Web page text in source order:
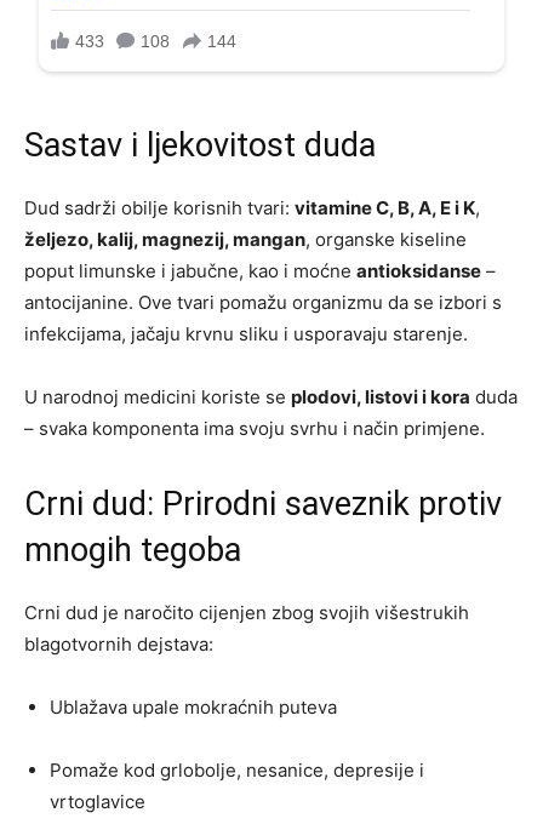
Sastav i ljekovitost duda
Dud sadrži obilje korisnih tvari: vitamine C, B, A, E i K,
željezo, kalij, magnezij, mangan, organske kiseline
poput limunske i jabučne, kao i moćne antioksidanse –
antocijanine. Ove tvari pomažu organizmu da se izbori s
infekcijama, jačaju krvnu sliku i usporavaju starenje.
U narodnoj medicini koriste se plodovi, listovi i kora duda
– svaka komponenta ima svoju svrhu i način primjene.
Crni dud: Prirodni saveznik protiv
mnogih tegoba
Crni dud je naročito cijenjen zbog svojih višestrukih
blagotvornih dejstava:
Ublažava upale mokraćnih puteva
Pomaže kod grlobolje, nesanice, depresije i
vrtoglavice